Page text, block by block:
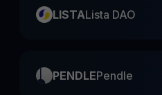
LISTALista DAO
PENDLEPendle